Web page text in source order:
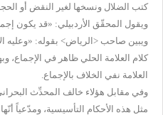
كتب الضلال ونسخها لغير النقض أو
ويقول المحقّق الأردبيلي: «قد يكون
ويبين صاحب <الرياض> بقوله: «وعليه
كلام العلامة الحلي ظاهر في
العلامة نفي الخلاف بالإجماع.
وفي مقابل هؤلاء خالف المحدِّث
مثل هذه الأحكام التأسيسية، ومدّعياً